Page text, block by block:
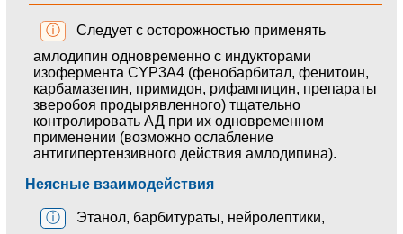
ⓘ
Следует с осторожностью применять
амлодипин одновременно с индукторами
изофермента CYP3A4 (фенобарбитал, фенитоин,
карбамазепин, примидон, рифампицин, препараты
зверобоя продырявленного) тщательно
контролировать АД при их одновременном
применении (возможно ослабление
антигипертензивного действия амлодипина).
Неясные взаимодействия
ⓘ
Этанол, барбитураты, нейролептики,